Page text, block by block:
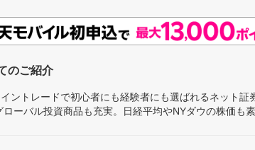
のご紹介
ントレードで初心者にも経験者にも選ばれるネット
ーバル投資商品も充実。日経平均やNYダウの株価も